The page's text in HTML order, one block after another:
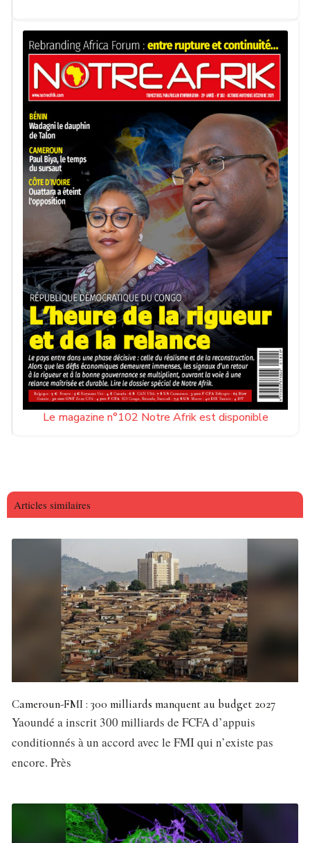
Le magazine n°102 Notre Afrik est disponible
Articles similaires
Cameroun-FMI : 300 milliards manquent au budget 2027
Yaoundé a inscrit 300 milliards de FCFA d’appuis
conditionnés à un accord avec le FMI qui n’existe pas
encore. Près